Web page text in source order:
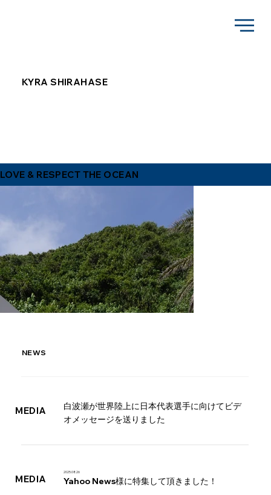
KYRA SHIRAHASE
LOVE & RESPECT THE OCEAN
MEDIA
白波瀬が世界陸上に日本代表選手に向けてビデ
オメッセージを送りました
MEDIA
2025.08.26
Yahoo News様に特集して頂きました！
NEWS